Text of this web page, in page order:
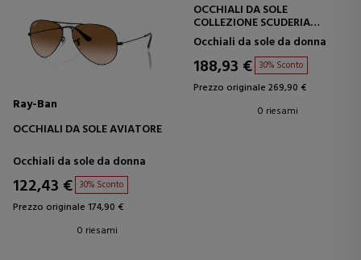
Ray-Ban
OCCHIALI DA SOLE AVIATORE
Occhiali da sole da donna
122,43 € 30% Sconto
Prezzo originale 174,90 €
0 riesami
OCCHIALI DA SOLE
COLLEZIONE SCUDERIA
FERRARI
Occhiali da sole da donna
188,93 € 30% Sconto
Prezzo originale 269,90 €
0 riesami